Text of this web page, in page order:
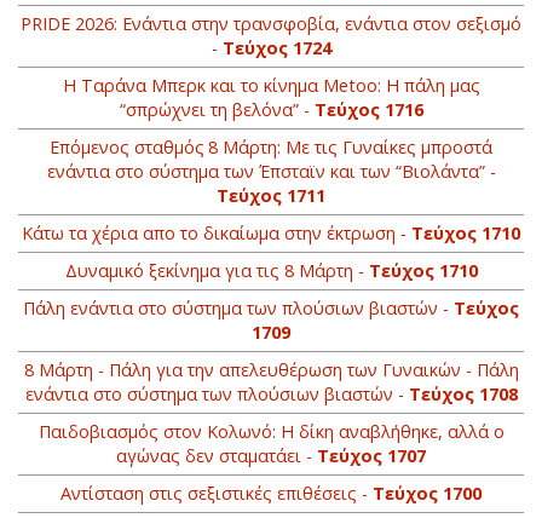
PRIDE 2026: Ενάντια στην τρανσφοβία, ενάντια στον σεξισμό
- Τεύχος 1724
Η Ταράνα Μπερκ και το κίνημα Metoo: Η πάλη μας
“σπρώχνει τη βελόνα” - Τεύχος 1716
Επόμενος σταθμός 8 Μάρτη: Με τις Γυναίκες μπροστά
ενάντια στο σύστημα των Έπσταϊν και των “Βιολάντα” -
Τεύχος 1711
Κάτω τα χέρια απο το δικαίωμα στην έκτρωση - Τεύχος 1710
Δυναμικό ξεκίνημα για τις 8 Μάρτη - Τεύχος 1710
Πάλη ενάντια στο σύστημα των πλούσιων βιαστών - Τεύχος
1709
8 Μάρτη - Πάλη για την απελευθέρωση των Γυναικών - Πάλη
ενάντια στο σύστημα των πλούσιων βιαστών - Τεύχος 1708
Παιδοβιασμός στον Κολωνό: Η δίκη αναβλήθηκε, αλλά ο
αγώνας δεν σταματάει - Τεύχος 1707
Αντίσταση στις σεξιστικές επιθέσεις - Τεύχος 1700